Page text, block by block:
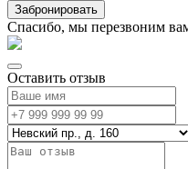
Спасибо, мы перезвоним
Оставить отзыв